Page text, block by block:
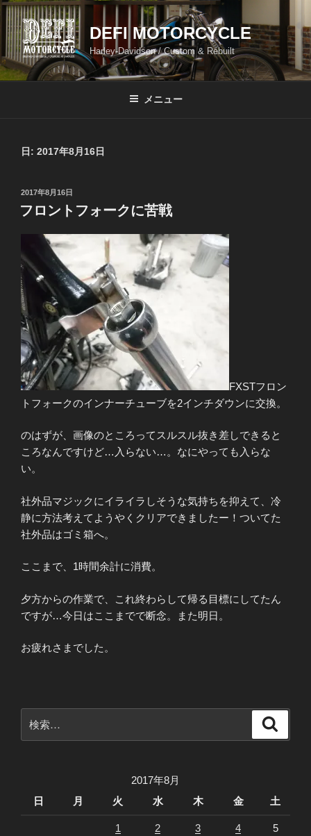
コ
ン
テ
ン
ツ
DEFI MOTORCYCLE
Harley-Davidson / Custom & Rebuilt
メニュー
日: 2017年8月16日
投
稿
日:
2017年8月16日
フロントフォークに苦戦
FXSTフロン
トフォークのインナーチューブを2インチダウンに交換。
のはずが、画像のところってスルスル抜き差しできると
ころなんですけど…入らない…。なにやっても入らな
い。
社外品マジックにイライラしそうな気持ちを抑えて、冷
静に方法考えてようやくクリアできましたー！ついてた
社外品はゴミ箱へ。
ここまで、1時間余計に消費。
夕方からの作業で、これ終わらして帰る目標にしてたん
ですが…今日はここまでで断念。また明日。
お疲れさまでした。
索:
2017年8月
日
月 火 水 木 金 土
1 2 3 4 5